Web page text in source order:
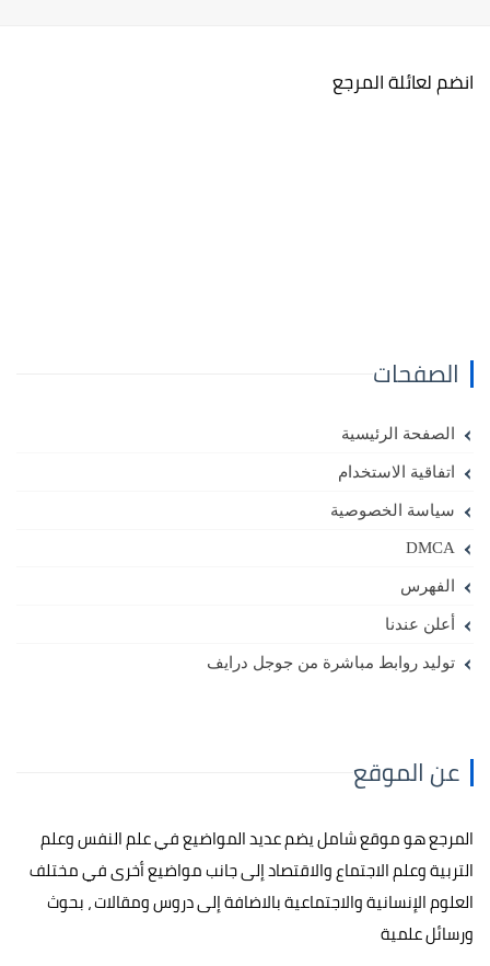
انضم لعائلة المرجع
الصفحات
الصفحة الرئيسية
اتفاقية الاستخدام
سياسة الخصوصية
DMCA
الفهرس
أعلن عندنا
توليد روابط مباشرة من جوجل درايف
عن الموقع
المرجع هو موقع شامل يضم عديد المواضيع في علم النفس وعلم
التربية وعلم الاجتماع والاقتصاد إلى جانب مواضيع أخرى في مختلف
العلوم الإنسانية والاجتماعية بالاضافة إلى دروس ومقالات ، بحوث
ورسائل علمية